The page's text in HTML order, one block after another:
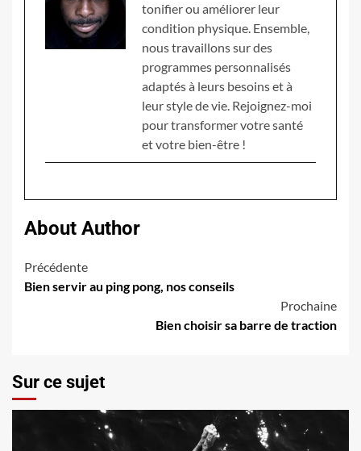
tonifier ou améliorer leur
condition physique. Ensemble,
nous travaillons sur des
programmes personnalisés
adaptés à leurs besoins et à
leur style de vie. Rejoignez-moi
pour transformer votre santé
et votre bien-être !
About Author
Navigation
Précédente
Bien servir au ping pong, nos conseils
Prochaine
Bien choisir sa barre de traction
Sur ce sujet